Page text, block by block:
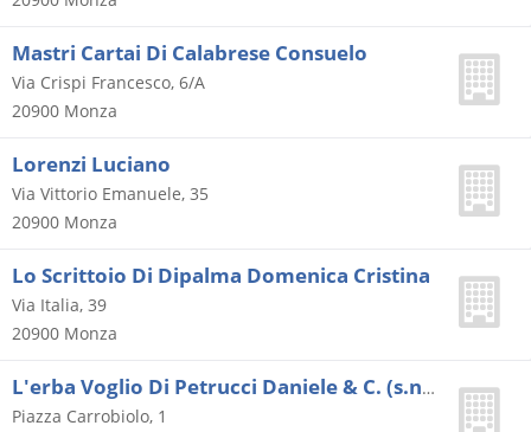
Mastri Cartai Di Calabrese Consuelo
Via Crispi Francesco, 6/A
20900 Monza
Lorenzi Luciano
Via Vittorio Emanuele, 35
20900 Monza
Lo Scrittoio Di Dipalma Domenica Cristina
Via Italia, 39
20900 Monza
L'erba Voglio Di Petrucci Daniele & C. (s.n.c.)
Piazza Carrobiolo, 1